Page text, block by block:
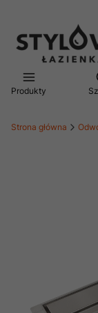
Produkty
Strona główna